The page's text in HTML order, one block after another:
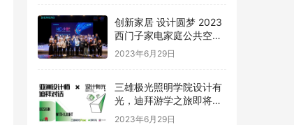
创新家居 设计圆梦 2023
西门子家电家庭公共空间
设计大赛圆满礼成
2023年6月29日
三雄极光照明学院设计有
光，迪拜游学之旅即将启
程
2023年6月29日